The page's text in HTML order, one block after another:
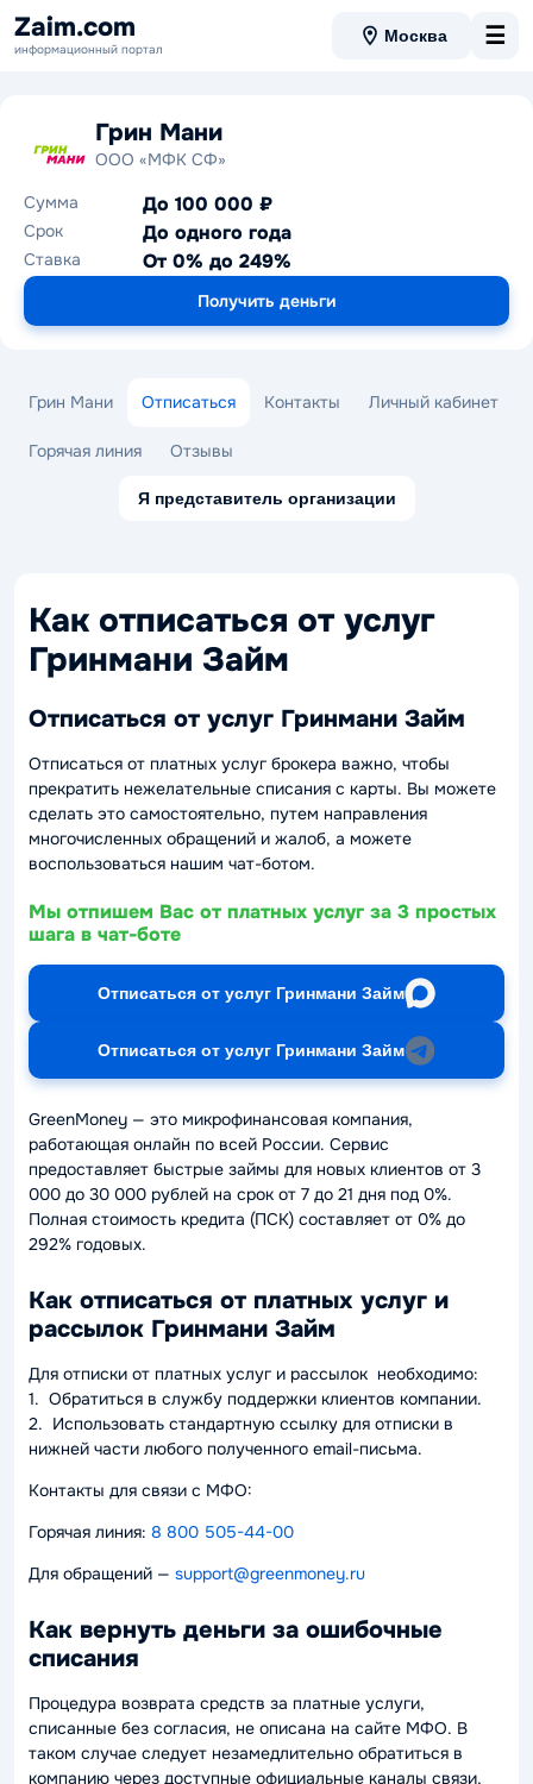
Zaim.com
информационный портал
Москва ☰
Грин Мани
ООО «МФК СФ»
Сумма
До 100 000 ₽
Срок До одного года
Ставка От 0% до 249%
Получить деньги
Грин Мани Отписаться Контакты Личный кабинет
Горячая линия Отзывы
Я представитель организации
Как отписаться от услуг
Гринмани Займ
Отписаться от услуг Гринмани Займ
Отписаться от платных услуг брокера важно, чтобы
прекратить нежелательные списания с карты. Вы можете
сделать это самостоятельно, путем направления
многочисленных обращений и жалоб, а можете
воспользоваться нашим чат-ботом.
Мы отпишем Вас от платных услуг за 3 простых
шага в чат-боте
Отписаться от услуг Гринмани Займ
Отписаться от услуг Гринмани Займ
GreenMoney — это микрофинансовая компания,
работающая онлайн по всей России. Сервис
предоставляет быстрые займы для новых клиентов от 3
000 до 30 000 рублей на срок от 7 до 21 дня под 0%.
Полная стоимость кредита (ПСК) составляет от 0% до
292% годовых.
Как отписаться от платных услуг и
рассылок Гринмани Займ
Для отписки от платных услуг и рассылок необходимо:
1. Обратиться в службу поддержки клиентов компании.
2. Использовать стандартную ссылку для отписки в
нижней части любого полученного email-письма.
Контакты для связи с МФО:
Горячая линия: 8 800 505-44-00
Для обращений — support@greenmoney.ru
Как вернуть деньги за ошибочные
списания
Процедура возврата средств за платные услуги,
списанные без согласия, не описана на сайте МФО. В
таком случае следует незамедлительно обратиться в
компанию через доступные официальные каналы связи,